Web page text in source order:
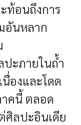
ท้อนถึงการ
อันหลาก
ปะภายในถ้ำ
องและโดด
คนี้ ตลอด
ศิลปะอินเดีย